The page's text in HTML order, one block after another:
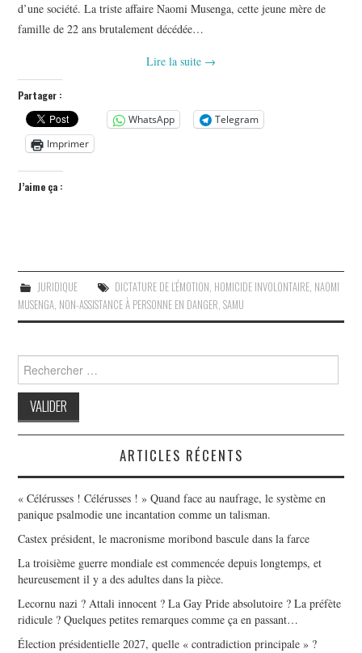
d’une société. La triste affaire Naomi Musenga, cette jeune mère de
famille de 22 ans brutalement décédée…
Lire la suite →
Partager :
WhatsApp
Telegram
Imprimer
J’aime ça :
JURIDIQUE DICTATURE DE L’ÉMOTION, HOMICIDE INVOLONTAIRE, NAOMI
MUSENGA, NON-ASSISTANCE À PERSONNE EN DANGER,SAMU
Search
for:
ARTICLES RÉCENTS
« Célérusses ! Célérusses ! » Quand face au naufrage, le système en
panique psalmodie une incantation comme un talisman.
Castex président, le macronisme moribond bascule dans la farce
La troisième guerre mondiale est commencée depuis longtemps, et
heureusement il y a des adultes dans la pièce.
Lecornu nazi ? Attali innocent ? La Gay Pride absolutoire ? La préfète
ridicule ? Quelques petites remarques comme ça en passant…
Élection présidentielle 2027, quelle « contradiction principale » ?